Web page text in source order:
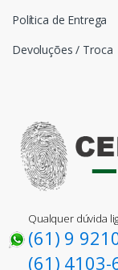
Política de Entrega
Devoluções / Troca
Qualquer dúvida
(61) 9
(61) 4103-